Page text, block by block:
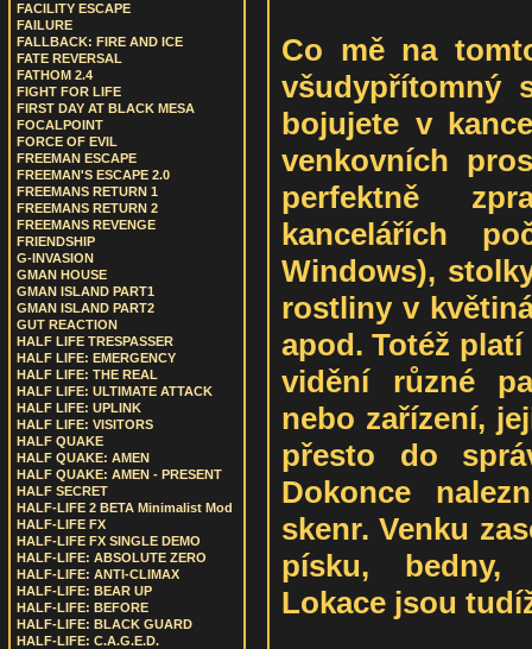
FACILITY ESCAPE
FAILURE
FALLBACK: FIRE AND ICE
FATE REVERSAL
FATHOM 2.4
FIGHT FOR LIFE
FIRST DAY AT BLACK MESA
FOCALPOINT
FORCE OF EVIL
FREEMAN ESCAPE
FREEMAN'S ESCAPE 2.0
FREEMANS RETURN 1
FREEMANS RETURN 2
FREEMANS REVENGE
FRIENDSHIP
G-INVASION
GMAN HOUSE
GMAN ISLAND PART1
GMAN ISLAND PART2
GUT REACTION
HALF LIFE TRESPASSER
HALF LIFE: EMERGENCY
HALF LIFE: THE REAL
HALF LIFE: ULTIMATE ATTACK
HALF LIFE: UPLINK
HALF LIFE: VISITORS
HALF QUAKE
HALF QUAKE: AMEN
HALF QUAKE: AMEN - PRESENT
HALF SECRET
HALF-LIFE 2 BETA Minimalist Mod
HALF-LIFE FX
HALF-LIFE FX SINGLE DEMO
HALF-LIFE: ABSOLUTE ZERO
HALF-LIFE: ANTI-CLIMAX
HALF-LIFE: BEAR UP
HALF-LIFE: BEFORE
HALF-LIFE: BLACK GUARD
HALF-LIFE: C.A.G.E.D.
Co mě na
všudypřítomný
bojujete v
venkovních
perfektně
kancelářích
Windows),
rostliny v
apod. Totéž
vidění různé
nebo zařízení,
přesto do
Dokonce
skenr. Venku
písku, bedny,
Lokace jsou